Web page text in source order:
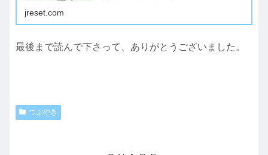
jreset.com
最後まで読んで下さって、ありがとうございました。
つぶやき